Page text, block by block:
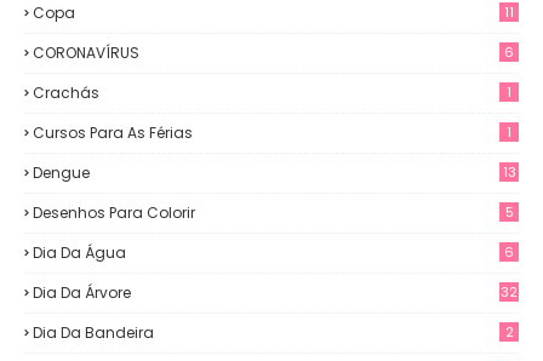
Copa 11
CORONAVÍRUS 6
Crachás 1
Cursos Para As Férias 1
Dengue 13
Desenhos Para Colorir 5
Dia Da Água 6
Dia Da Árvore 32
Dia Da Bandeira 2